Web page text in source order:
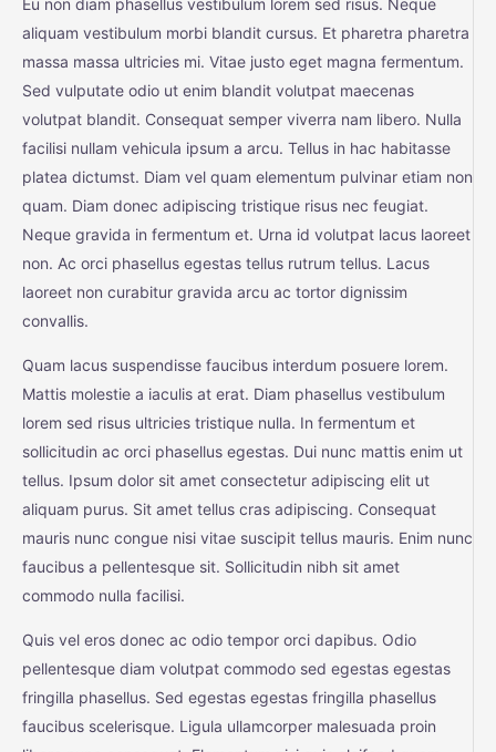
Eu non diam phasellus vestibulum lorem sed risus. Neque
aliquam vestibulum morbi blandit cursus. Et pharetra pharetra
massa massa ultricies mi. Vitae justo eget magna fermentum.
Sed vulputate odio ut enim blandit volutpat maecenas
volutpat blandit. Consequat semper viverra nam libero. Nulla
facilisi nullam vehicula ipsum a arcu. Tellus in hac habitasse
platea dictumst. Diam vel quam elementum pulvinar etiam non
quam. Diam donec adipiscing tristique risus nec feugiat.
Neque gravida in fermentum et. Urna id volutpat lacus laoreet
non. Ac orci phasellus egestas tellus rutrum tellus. Lacus
laoreet non curabitur gravida arcu ac tortor dignissim
convallis.
Quam lacus suspendisse faucibus interdum posuere lorem.
Mattis molestie a iaculis at erat. Diam phasellus vestibulum
lorem sed risus ultricies tristique nulla. In fermentum et
sollicitudin ac orci phasellus egestas. Dui nunc mattis enim ut
tellus. Ipsum dolor sit amet consectetur adipiscing elit ut
aliquam purus. Sit amet tellus cras adipiscing. Consequat
mauris nunc congue nisi vitae suscipit tellus mauris. Enim nunc
faucibus a pellentesque sit. Sollicitudin nibh sit amet
commodo nulla facilisi.
Quis vel eros donec ac odio tempor orci dapibus. Odio
pellentesque diam volutpat commodo sed egestas egestas
fringilla phasellus. Sed egestas egestas fringilla phasellus
faucibus scelerisque. Ligula ullamcorper malesuada proin